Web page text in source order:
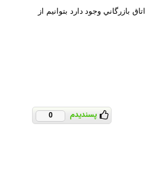
وجود دارد بتوانيم از
پسندیدم 0